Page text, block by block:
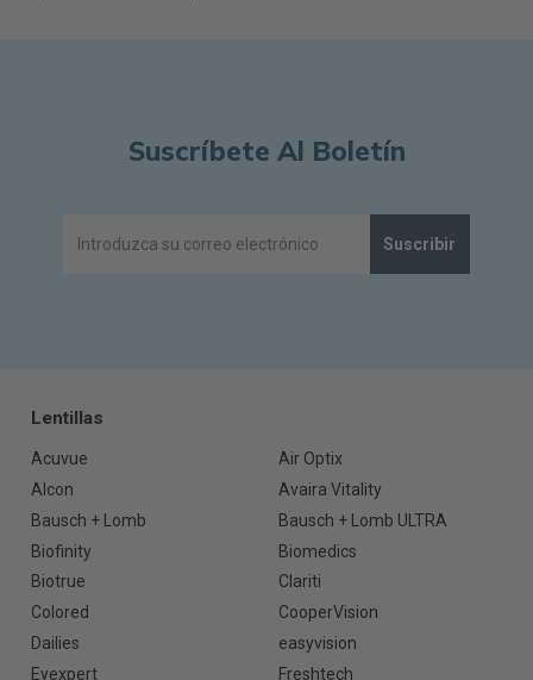
Suscríbete Al Boletín
Suscribir
Lentillas
Acuvue
Air Optix
Alcon
Avaira Vitality
Bausch + Lomb
Bausch + Lomb ULTRA
Biofinity
Biomedics
Biotrue
Clariti
Colored
CooperVision
Dailies
easyvision
Eyexpert
Freshtech